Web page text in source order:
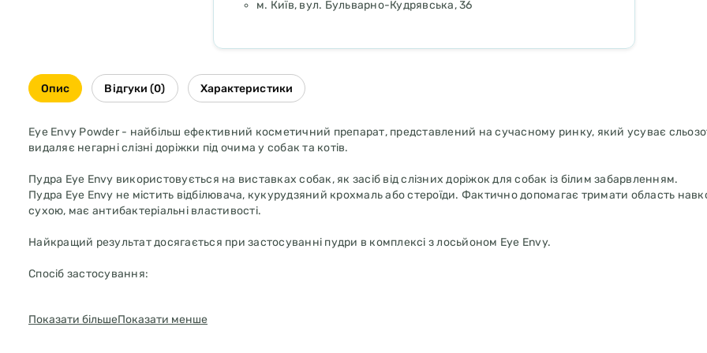
м. Київ, вул. Бульварно-Кудрявська, 36
Опис Відгуки (0) Характеристики
Eye Envy Powder - найбільш ефективний косметичний препарат, представлений на сучасному ринку, який усуває
видаляє негарні слізні доріжки під очима у собак та котів.
Пудра Eye Envy використовується на виставках собак, як засіб від слізних доріжок для собак із білим забарвленням.
Пудра Eye Envy не містить відбілювача, кукурудзяний крохмаль або стероїди. Фактично допомагає тримати область
сухою, має антибактеріальні властивості.
Найкращий результат досягається при застосуванні пудри в комплексі з лосьйоном Eye Envy.
Спосіб застосування:
допомогою м'якої зубної щітки або маленького гребінця. Спробуйте видалити виділень стільки, скільки можливо. Якщо
Показати більшеПоказати менше